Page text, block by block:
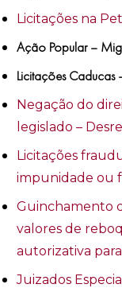
Licitações na
Ação Popular –
Licitações
Negação do
legislado –
Licitações
impunidade ou
Guinchamento
valores de
autorizativa
Juizados